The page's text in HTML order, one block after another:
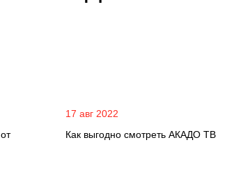
17 авг 2022
Как выгодно смотреть АКАДО ТВ